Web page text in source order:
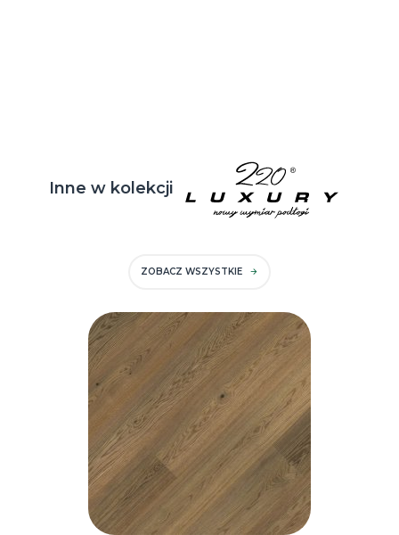
Inne w kolekcji
ZOBACZ WSZYSTKIE